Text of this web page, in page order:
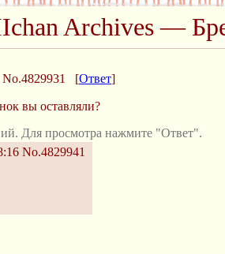
Archives —
No.4829931 [Ответ]
вы оставляли?
Для просмотра нажмите "Ответ".
No.4829941